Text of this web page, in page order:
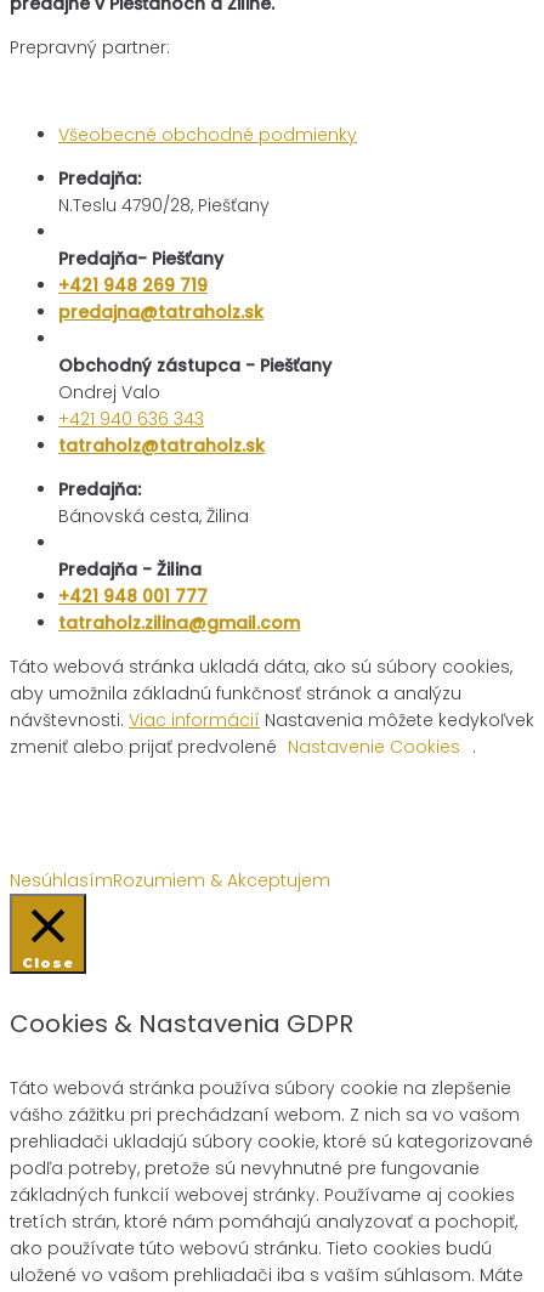
Prepravný partner:
Všeobecné obchodné podmienky
Predajňa:
N.Teslu 4790/28, Piešťany
Predajňa- Piešťany
+421 948 269 719
predajna@tatraholz.sk
Obchodný zástupca - Piešťany
Ondrej Valo
+421 940 636 343
tatraholz@tatraholz.sk
Predajňa:
Bánovská cesta, Žilina
Predajňa - Žilina
+421 948 001 777
tatraholz.zilina@gmail.com
Táto webová stránka ukladá dáta, ako sú súbory cookies,
aby umožnila základnú funkčnosť stránok a analýzu
návštevnosti. Viac informácií Nastavenia môžete kedykoľvek
zmeniť alebo prijať predvolené Nastavenie Cookies .
NesúhlasímRozumiem & Akceptujem
Close
Cookies & Nastavenia GDPR
Táto webová stránka používa súbory cookie na zlepšenie
vášho zážitku pri prechádzaní webom. Z nich sa vo vašom
prehliadači ukladajú súbory cookie, ktoré sú kategorizované
podľa potreby, pretože sú nevyhnutné pre fungovanie
základných funkcií webovej stránky. Používame aj cookies
tretích strán, ktoré nám pomáhajú analyzovať a pochopiť,
ako používate túto webovú stránku. Tieto cookies budú
uložené vo vašom prehliadači iba s vaším súhlasom. Máte